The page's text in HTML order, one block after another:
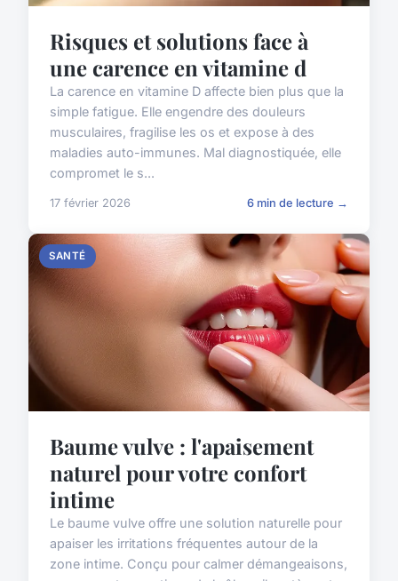
Risques et solutions face à
une carence en vitamine d
La carence en vitamine D affecte bien plus que la
simple fatigue. Elle engendre des douleurs
musculaires, fragilise les os et expose à des
maladies auto-immunes. Mal diagnostiquée, elle
compromet le s...
17 février 2026 6 min de lecture →
SANTÉ
Baume vulve : l'apaisement
naturel pour votre confort
intime
Le baume vulve offre une solution naturelle pour
apaiser les irritations fréquentes autour de la
zone intime. Conçu pour calmer démangeaisons,